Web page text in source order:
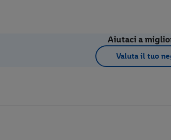
Aiutaci a
Valuta il tuo